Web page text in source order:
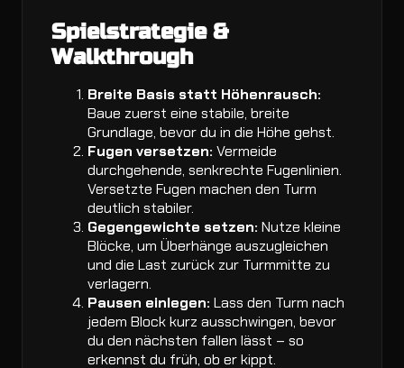
Spielstrategie &
Walkthrough
Breite Basis statt Höhenrausch:
Baue zuerst eine stabile, breite
Grundlage, bevor du in die Höhe gehst.
Fugen versetzen: Vermeide
durchgehende, senkrechte Fugenlinien.
Versetzte Fugen machen den Turm
deutlich stabiler.
Gegengewichte setzen: Nutze kleine
Blöcke, um Überhänge auszugleichen
und die Last zurück zur Turmmitte zu
verlagern.
Pausen einlegen: Lass den Turm nach
jedem Block kurz ausschwingen, bevor
du den nächsten fallen lässt – so
erkennst du früh, ob er kippt.